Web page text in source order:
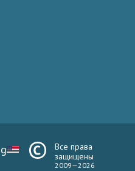
Все права
защищены
2009—2026